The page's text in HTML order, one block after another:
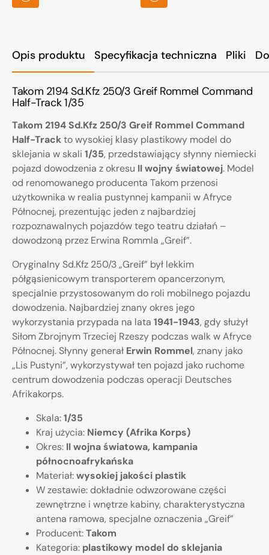
Opis produktu Specyfikacja techniczna Pliki
Takom 2194 Sd.Kfz 250/3 Greif Rommel Command
Half-Track 1/35
Takom 2194 Sd.Kfz 250/3 Greif Rommel Command
Half-Trackto wysokiej klasy plastikowy model do
sklejania w skali 1/35, przedstawiający słynny niemiecki
pojazd dowodzenia z okresu II wojny światowej. Model
od renomowanego producenta Takom przenosi
użytkownika w realia pustynnej kampanii w Afryce
Północnej, prezentując jeden z najbardziej
rozpoznawalnych pojazdów tego teatru działań –
dowodzoną przez Erwina Rommla „Greif”.
Oryginalny Sd.Kfz 250/3 „Greif” był lekkim
półgąsienicowym transporterem opancerzonym,
specjalnie przystosowanym do roli mobilnego pojazdu
dowodzenia. Najbardziej znany okres jego
wykorzystania przypada na lata 1941-1943, gdy służył
Siłom Zbrojnym Trzeciej Rzeszy podczas walk w Afryce
Północnej. Słynny generał Erwin Rommel, znany jako
„Lis Pustyni”, wykorzystywał ten pojazd jako ruchome
centrum dowodzenia podczas operacji Deutsches
Afrikakorps.
Skala:1/35
Kraj użycia: Niemcy (Afrika Korps)
Okres: II wojna światowa, kampania
północnoafrykańska
Materiał:wysokiej jakości plastik
W zestawie: dokładnie odwzorowane części
zewnętrzne i wnętrze kabiny, charakterystyczna
antena ramowa, specjalne oznaczenia „Greif”
Producent:Takom
Kategoria: plastikowy model do sklejania